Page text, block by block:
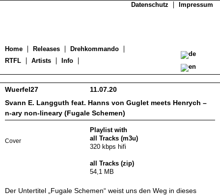
Datenschutz Impressum
Home Releases
Drehkommando
RTFL
Artists Info
11.07.20
Wuerfel27
Svann E. Langguth feat. Hanns von Guglet meets Henrych –
n-ary non-lineary (Fugale Schemen)
Playlist with
all Tracks (m3u)
320 kbps hifi
all Tracks (zip)
54,1 MB
Cover
Der Untertitel „Fugale Schemen“ weist uns den Weg in dieses